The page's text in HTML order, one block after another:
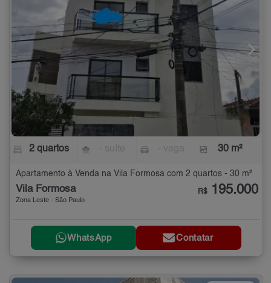
2 quartos 30 m²
Apartamento à Venda na Vila Formosa com 2 quartos - 30 m²
Vila Formosa
Zona Leste - São Paulo
R$ 195.000
WhatsApp Contatar